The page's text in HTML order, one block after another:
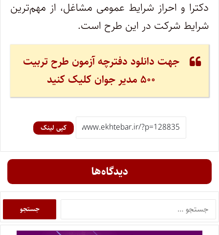
دکترا و احراز شرایط عمومی مشاغل، از مهم‌ترین
شرایط شرکت در این طرح است.
جهت دانلود دفترچه آزمون طرح تربیت
۵۰۰ مدیر جوان کلیک کنید
کپی لینک
دیدگاه‌ها